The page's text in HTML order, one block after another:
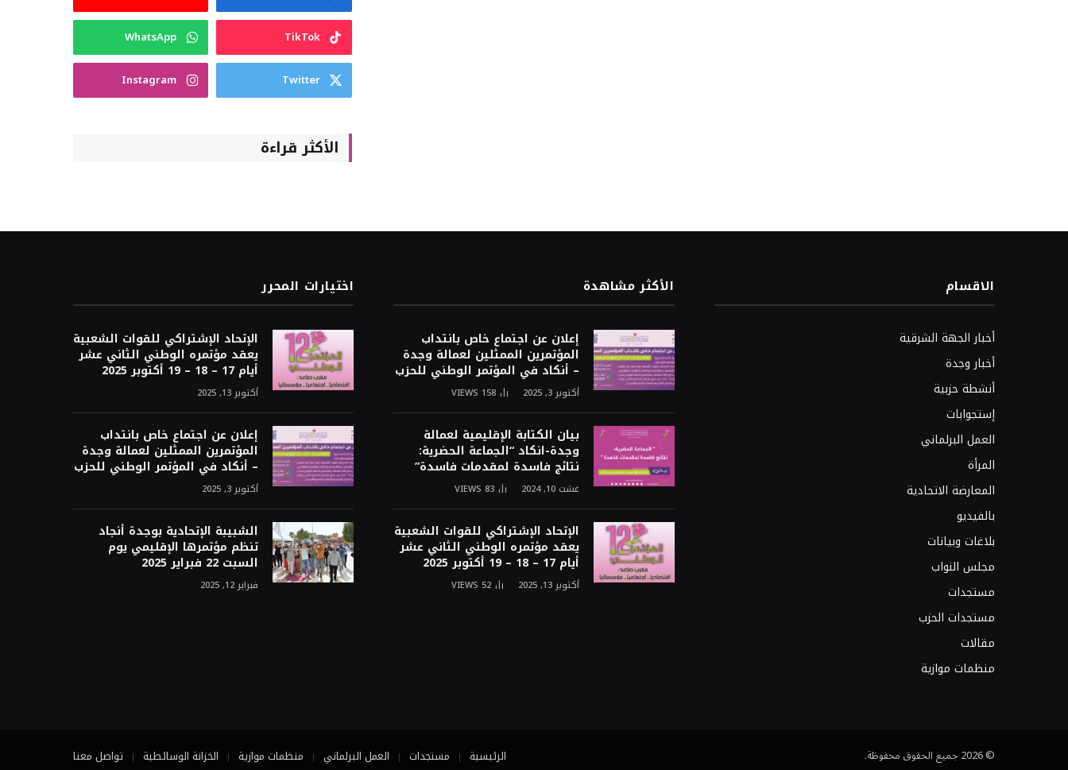
TikTok
WhatsApp
Twitter
Instagram
الأكثر قراءة
الاقسام
أخبار الجهة الشرقية
أخبار وجدة
أنشطة حزبية
إستجوابات
العمل البرلماني
المرأة
المعارضة الاتحادية
بالفيديو
بلاغات وبيانات
مجلس النواب
مستجدات
مستجدات الحزب
مقالات
منظمات موازية
الأكثر مشاهدة
إعلان عن اجتماع خاص بانتداب
المؤتمرين الممثلين لعمالة وجدة
– أنكاد في المؤتمر الوطني للحزب
أكتوبر 3, 2025 158
VIEWS
بيان الكتابة الإقليمية لعمالة
وجدة-انكاد “الجماعة الحضرية:
نتائج فاسدة لمقدمات فاسدة”
غشت 10, 2024 83
VIEWS
الإتحاد الإشتراكي للقوات الشعبية
يعقد مؤتمره الوطني الثاني عشر
أيام 17 – 18 – 19 أكتوبر 2025
أكتوبر 13, 2025 52
VIEWS
اختيارات المحرر
الإتحاد الإشتراكي للقوات الشعبية
يعقد مؤتمره الوطني الثاني عشر
أيام 17 – 18 – 19 أكتوبر 2025
أكتوبر 13, 2025
إعلان عن اجتماع خاص بانتداب
المؤتمرين الممثلين لعمالة وجدة
– أنكاد في المؤتمر الوطني للحزب
أكتوبر 3, 2025
الشبیبة الإتحادیة بوجدة أنجاد
تنظم مؤتمرها الإقليمي يوم
السبت 22 فبراير 2025
فبراير 12, 2025
© 2026 جميع الحقوق محفوظة. الرئيسية مستجدات العمل البرلماني منظمات موازية الخزانة الوسائطية تواصل معنا